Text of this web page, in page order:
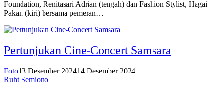
Foundation, Renitasari Adrian (tengah) dan Fashion Stylist, Hagai
Pakan (kiri) bersama pemeran…
Pertunjukan Cine-Concert Samsara
Foto13 Desember 202414 Desember 2024
Ruht Semiono